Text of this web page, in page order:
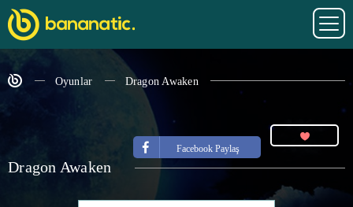
Oyunlar Dragon Awaken
Facebook Paylaş
Dragon Awaken